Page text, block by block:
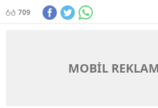
709
MOBİL